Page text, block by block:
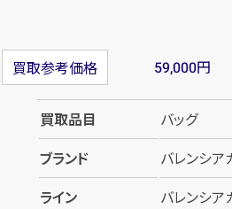
買取参考価格 59,000円
買取品目
バッグ
ブランド
バレンシア
ライン
バレンシア